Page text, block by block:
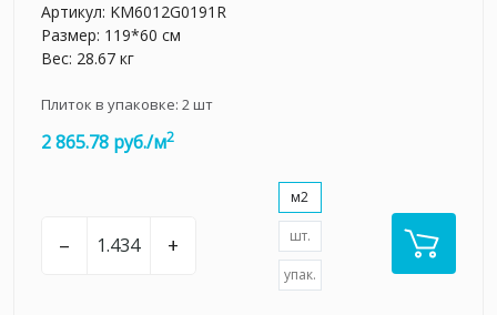
Артикул: KM6012G0191R
Размер: 119*60 см
Вес: 28.67 кг
Плиток в упаковке: 2шт
2 865.78 руб./м2
– +
м2
шт.
упак.